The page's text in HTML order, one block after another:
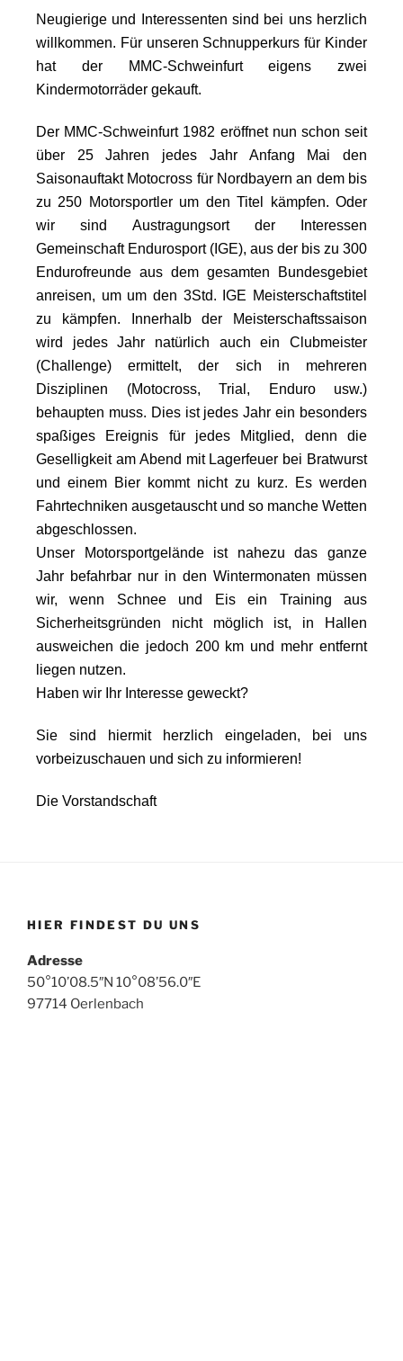
Neugierige und Interessenten sind bei uns herzlich
willkommen. Für unseren Schnupperkurs für Kinder
hat der MMC-Schweinfurt eigens zwei
Kindermotorräder gekauft.
Der MMC-Schweinfurt 1982 eröffnet nun schon seit
über 25 Jahren jedes Jahr Anfang Mai den
Saisonauftakt Motocross für Nordbayern an dem bis
zu 250 Motorsportler um den Titel kämpfen. Oder
wir sind Austragungsort der Interessen
Gemeinschaft Endurosport (IGE), aus der bis zu 300
Endurofreunde aus dem gesamten Bundesgebiet
anreisen, um um den 3Std. IGE Meisterschaftstitel
zu kämpfen. Innerhalb der Meisterschaftssaison
wird jedes Jahr natürlich auch ein Clubmeister
(Challenge) ermittelt, der sich in mehreren
Disziplinen (Motocross, Trial, Enduro usw.)
behaupten muss. Dies ist jedes Jahr ein besonders
spaßiges Ereignis für jedes Mitglied, denn die
Geselligkeit am Abend mit Lagerfeuer bei Bratwurst
und einem Bier kommt nicht zu kurz. Es werden
Fahrtechniken ausgetauscht und so manche Wetten
abgeschlossen.
Unser Motorsportgelände ist nahezu das ganze
Jahr befahrbar nur in den Wintermonaten müssen
wir, wenn Schnee und Eis ein Training aus
Sicherheitsgründen nicht möglich ist, in Hallen
ausweichen die jedoch 200 km und mehr entfernt
liegen nutzen.
Haben wir Ihr Interesse geweckt?
Sie sind hiermit herzlich eingeladen, bei uns
vorbeizuschauen und sich zu informieren!
Die Vorstandschaft
HIER FINDEST DU UNS
Adresse
50°10’08.5″N 10°08’56.0″E
97714 Oerlenbach